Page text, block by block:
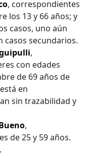
, correspondientes
los 13 y 66 años; y
casos, uno aún
casos secundarios.
,
con edades
de 69 años de
en
sin trazabilidad y
,
de 25 y 59 años.